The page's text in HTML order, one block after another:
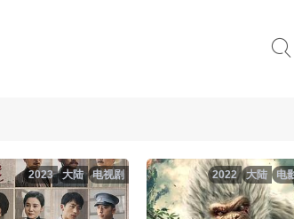
电视剧
大陆
2023 电
大陆
2022